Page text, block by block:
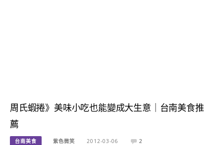
周氏蝦捲》美味小吃也能變成大生意｜台南美食推
薦
台南美食 紫色微笑 2012-03-06 2